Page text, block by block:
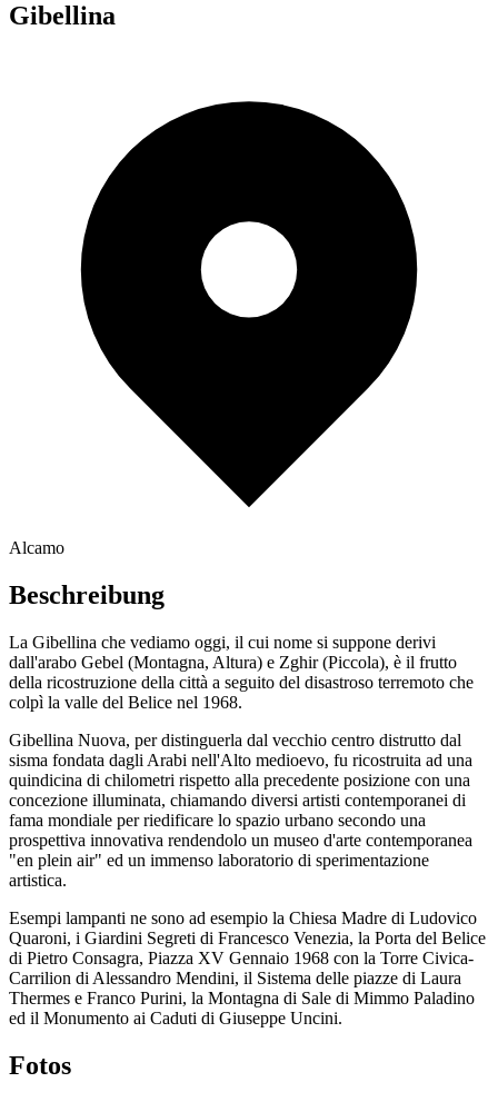
Gibellina
Alcamo
Beschreibung
La Gibellina che vediamo oggi, il cui nome si suppone derivi
dall'arabo Gebel (Montagna, Altura) e Zghir (Piccola), è il frutto
della ricostruzione della città a seguito del disastroso terremoto che
colpì la valle del Belice nel 1968.
Gibellina Nuova, per distinguerla dal vecchio centro distrutto dal
sisma fondata dagli Arabi nell'Alto medioevo, fu ricostruita ad una
quindicina di chilometri rispetto alla precedente posizione con una
concezione illuminata, chiamando diversi artisti contemporanei di
fama mondiale per riedificare lo spazio urbano secondo una
prospettiva innovativa rendendolo un museo d'arte contemporanea
"en plein air" ed un immenso laboratorio di sperimentazione
artistica.
Esempi lampanti ne sono ad esempio la Chiesa Madre di Ludovico
Quaroni, i Giardini Segreti di Francesco Venezia, la Porta del Belice
di Pietro Consagra, Piazza XV Gennaio 1968 con la Torre Civica-
Carrilion di Alessandro Mendini, il Sistema delle piazze di Laura
Thermes e Franco Purini, la Montagna di Sale di Mimmo Paladino
ed il Monumento ai Caduti di Giuseppe Uncini.
Fotos